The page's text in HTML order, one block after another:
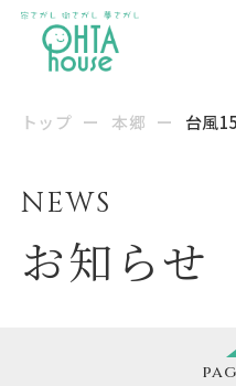
トップ ー 本郷 ー 台風
NEWS
お知らせ